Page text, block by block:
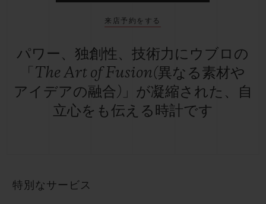
来店予約をする
パワー、独創性、技術力にウブロの
「The Art of Fusion(異なる素材や
アイデアの融合)」が凝縮された、自
立心をも伝える時計です
特別なサービス